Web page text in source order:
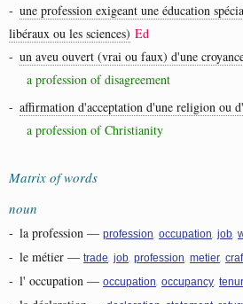
- une profession exigeant une éducation
libéraux ou les sciences) Ed
- un aveu ouvert (vrai ou faux) d'une
a profession of disagreement
- affirmation d'acceptation d'une religion ou
a profession of Christianity
Matrix of words
noun
- la profession — profession occupation job
- le métier — trade job profession metier
- l' occupation — occupation occupancy